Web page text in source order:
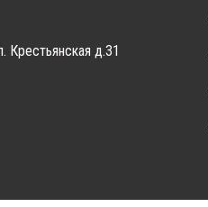
Крестьянская д.31